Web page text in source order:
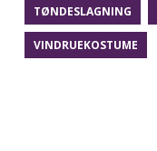
TØNDESLAGNING
VINDRUEKOSTUME